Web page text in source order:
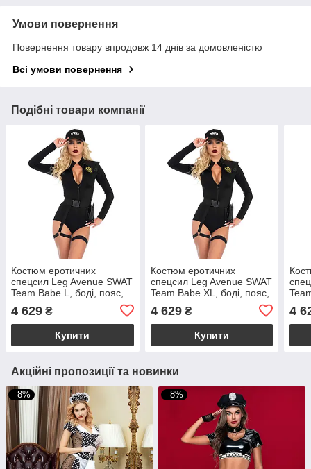
Умови повернення
Повернення товару впродовж 14 днів за домовленістю
Всі умови повернення
Подібні товари компанії
Костюм еротичних
спецсил Leg Avenue SWAT
Team Babe L, боді, пояс,
підв’язки, іграшкова рація,
кепка
4 629 ₴
Купити
Костюм еротичних
спецсил Leg Avenue SWAT
Team Babe XL, боді, пояс,
підв’язки, іграшкова рація,
кепка
4 629₴
Купити
4
Акційні пропозиції та новинки
–8% –8%